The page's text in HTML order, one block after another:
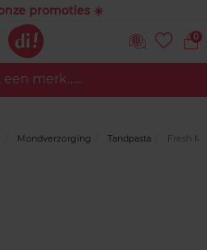
promoties ☀️
0
merk…...
Mondverzorging Tandpasta Fresh